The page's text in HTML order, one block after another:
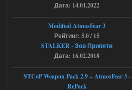
Объединенный Пак 2 + OGSR +
STCoP WP 3.4
Доступно только для пользователей
Дата: 14.01.2022
Modified AtmosFear 3
Рейтинг: 5.0 / 15
STALKER - Зов Припяти
Дата: 16.02.2018
STCoP Weapon Pack 2.9 + AtmosFear 3 -
RePack